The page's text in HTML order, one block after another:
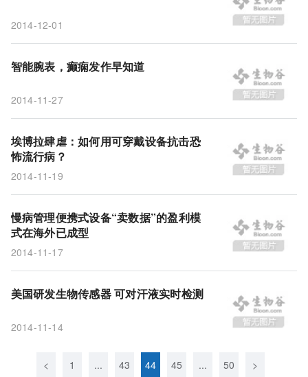
2014-12-01
智能腕表，癫痫发作早知道
2014-11-27
埃博拉肆虐：如何用可穿戴设备抗击恐
怖流行病？
2014-11-19
慢病管理便携式设备“卖数据”的盈利模
式在海外已成型
2014-11-17
美国研发生物传感器 可对汗液实时检测
2014-11-14
< 1 ... 43 44 45 ... 50 >